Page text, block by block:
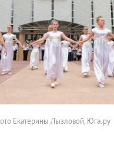
Екатерины Лызловой, Юга.ру